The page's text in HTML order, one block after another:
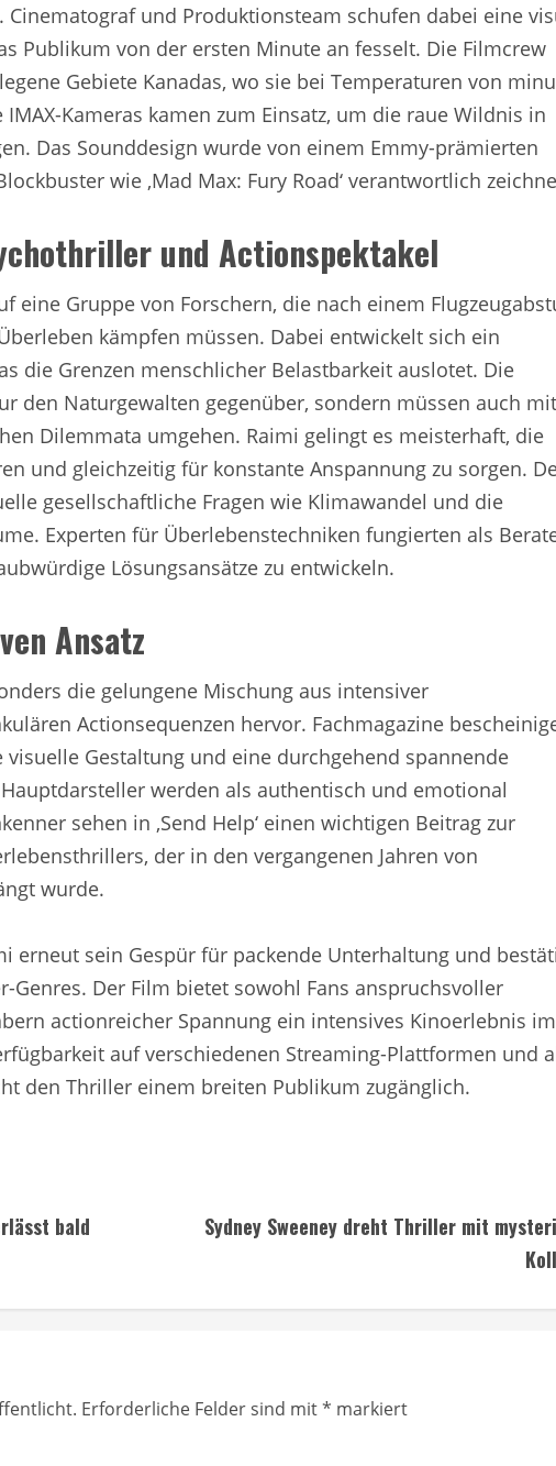
Cinematograf und Produktionsteam schufen dabei eine
Publikum von der ersten Minute an fesselt. Die Filmcrew
Gebiete Kanadas, wo sie bei Temperaturen von
Kameras kamen zum Einsatz, um die raue Wildnis in
Das Sounddesign wurde von einem Emmy-prämierten
wie ‚Mad Max: Fury Road‘ verantwortlich
und Actionspektakel
eine Gruppe von Forschern, die nach einem
kämpfen müssen. Dabei entwickelt sich ein
die Grenzen menschlicher Belastbarkeit auslotet. Die
den Naturgewalten gegenüber, sondern müssen auch mit
Dilemmata umgehen. Raimi gelingt es meisterhaft, die
und gleichzeitig für konstante Anspannung zu sorgen.
gesellschaftliche Fragen wie Klimawandel und die
Experten für Überlebenstechniken fungierten als
Lösungsansätze zu entwickeln.
Ansatz
die gelungene Mischung aus intensiver
Actionsequenzen hervor. Fachmagazine
Gestaltung und eine durchgehend spannende
werden als authentisch und emotional
sehen in ‚Send Help‘ einen wichtigen Beitrag zur
der in den vergangenen Jahren von
wurde.
erneut sein Gespür für packende Unterhaltung und
Genres. Der Film bietet sowohl Fans anspruchsvoller
actionreicher Spannung ein intensives Kinoerlebnis im
auf verschiedenen Streaming-Plattformen und
den Thriller einem breiten Publikum zugänglich.
bald
Sydney Sweeney dreht Thriller mit
Erforderliche Felder sind mit* markiert